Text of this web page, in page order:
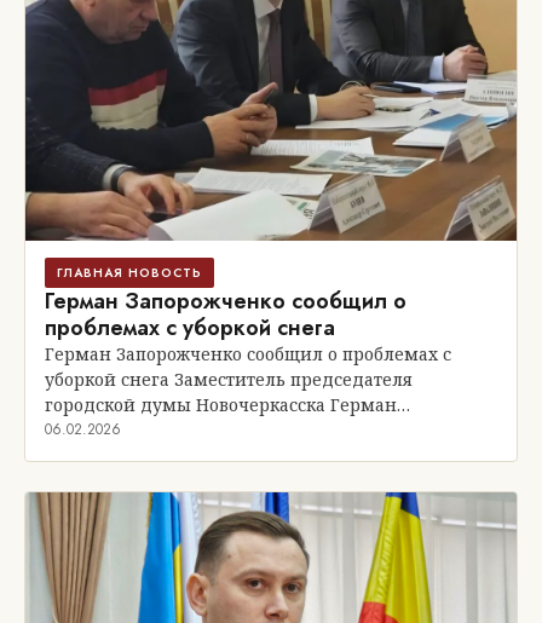
ГЛАВНАЯ НОВОСТЬ
Герман Запорожченко сообщил о
проблемах с уборкой снега
Герман Запорожченко сообщил о проблемах с
уборкой снега Заместитель председателя
городской думы Новочеркасска Герман…
06.02.2026